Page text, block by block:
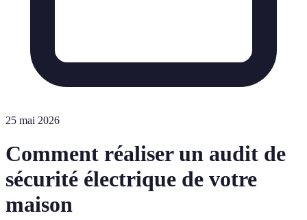
25 mai 2026
Comment réaliser un audit de
sécurité électrique de votre
maison